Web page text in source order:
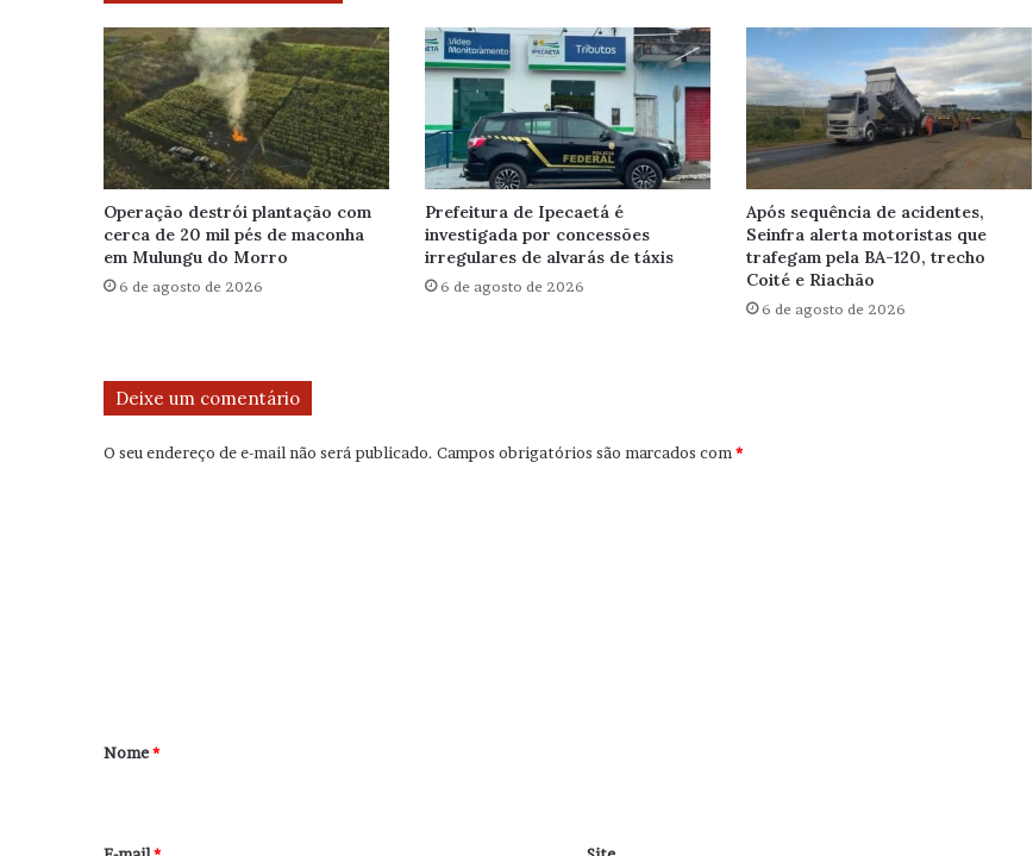
Operação destrói plantação com
cerca de 20 mil pés de maconha
em Mulungu do Morro
6 de agosto de 2026
Prefeitura de Ipecaetá é
investigada por concessões
irregulares de alvarás de táxis
6 de agosto de 2026
Após sequência de acidentes,
Seinfra alerta motoristas que
trafegam pela BA-120, trecho
Coité e Riachão
6 de agosto de 2026
Deixe um comentário
O seu endereço de e-mail não será publicado. Campos obrigatórios são marcados com *
r
*
Nome*